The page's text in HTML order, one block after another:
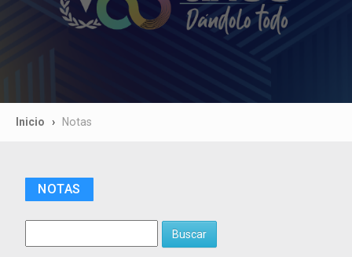
Inicio Notas
NOTAS
Buscar